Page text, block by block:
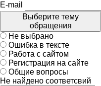
E-mail
Выберите тему
обращения
Не выбрано
Ошибка в тексте
Работа с сайтом
Регистрация на сайте
Общие вопросы
Не найдено соответсвий